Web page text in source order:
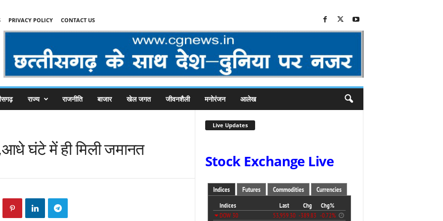
PRIVACY POLICY CONTACT US
राज्य राजनीति बाजार खेल जगत जीवनशैली मनोरंजन आलेख
घंटे में ही मिली जमानत
Live Updates
Stock Exchange Live